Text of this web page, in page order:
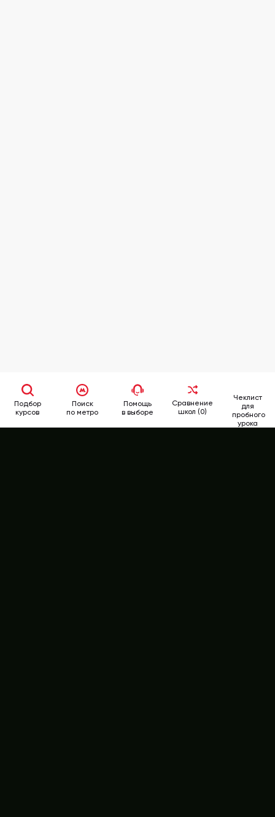
Подбор
курсов
Поиск
по метро
Помощь
в выборе
Сравнение
школ (0)
Чеклист
для
пробного
урока